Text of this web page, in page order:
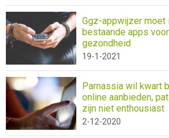
Ggz-appwijzer moet
bestaande apps
gezondheid
19-1-2021
Parnassia wil kwart
online aanbieden,
zijn niet enthousiast
2-12-2020